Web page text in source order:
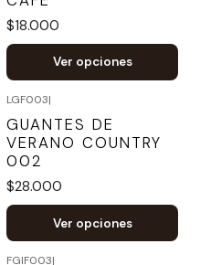
$18.000
Ver opciones
LGF003|
GUANTES DE
VERANO COUNTRY
002
$28.000
Ver opciones
FGIF003|